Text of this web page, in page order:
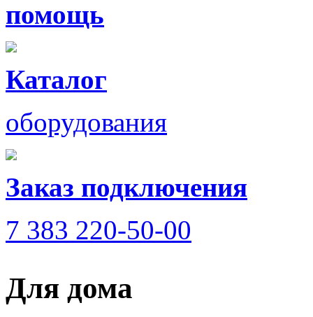
помощь
Каталог
оборудования
Заказ подключения
7 383 220-50-00
Для дома